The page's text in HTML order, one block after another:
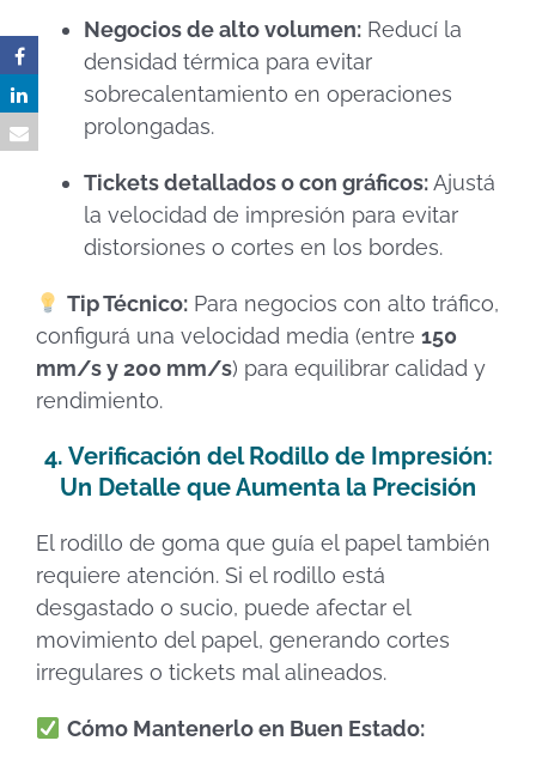
Negocios de alto volumen: Reducí la
densidad térmica para evitar
sobrecalentamiento en operaciones
prolongadas.
Tickets detallados o con gráficos:Ajustá
la velocidad de impresión para evitar
distorsiones o cortes en los bordes.
Tip Técnico:Para negocios con alto tráfico,
configurá una velocidad media (entre 150
mm/s y 200 mm/s) para equilibrar calidad y
rendimiento.
4. Verificación del Rodillo de Impresión:
Un Detalle que Aumenta la Precisión
El rodillo de goma que guía el papel también
requiere atención. Si el rodillo está
desgastado o sucio, puede afectar el
movimiento del papel, generando cortes
irregulares o tickets mal alineados.
Cómo Mantenerlo en Buen Estado: